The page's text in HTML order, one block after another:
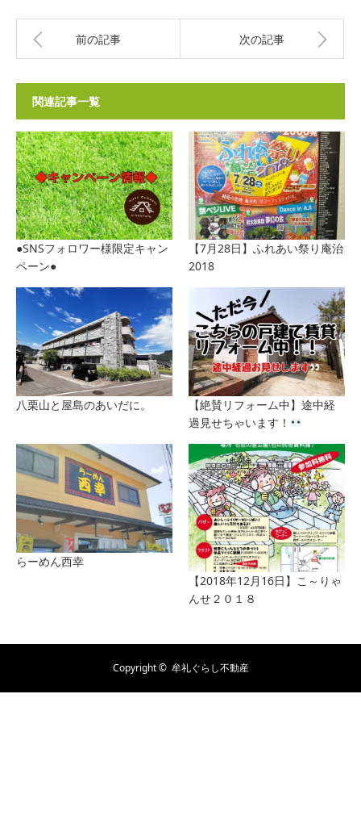
前の記事 次の記事
関連記事一覧
●SNSフォロワー様限定キャン
ペーン●
【7月28日】ふれあい祭り庵治
2018
八栗山と屋島のあいだに。
【絶賛リフォーム中】途中経
過見せちゃいます！
らーめん西幸
【2018年12月16日】こ～りゃ
んせ２０１８
Copyright © 牟礼ぐらし不動産